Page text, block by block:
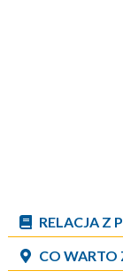
RELACJA Z
CO WARTO